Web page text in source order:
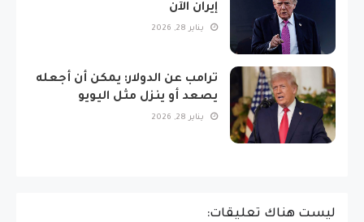
إيران الآن
يناير 28, 2026
ترامب عن الدولار: يمكن أن أجعله
يصعد أو ينزل مثل اليويو
يناير 28, 2026
ليست هناك تعليقات: